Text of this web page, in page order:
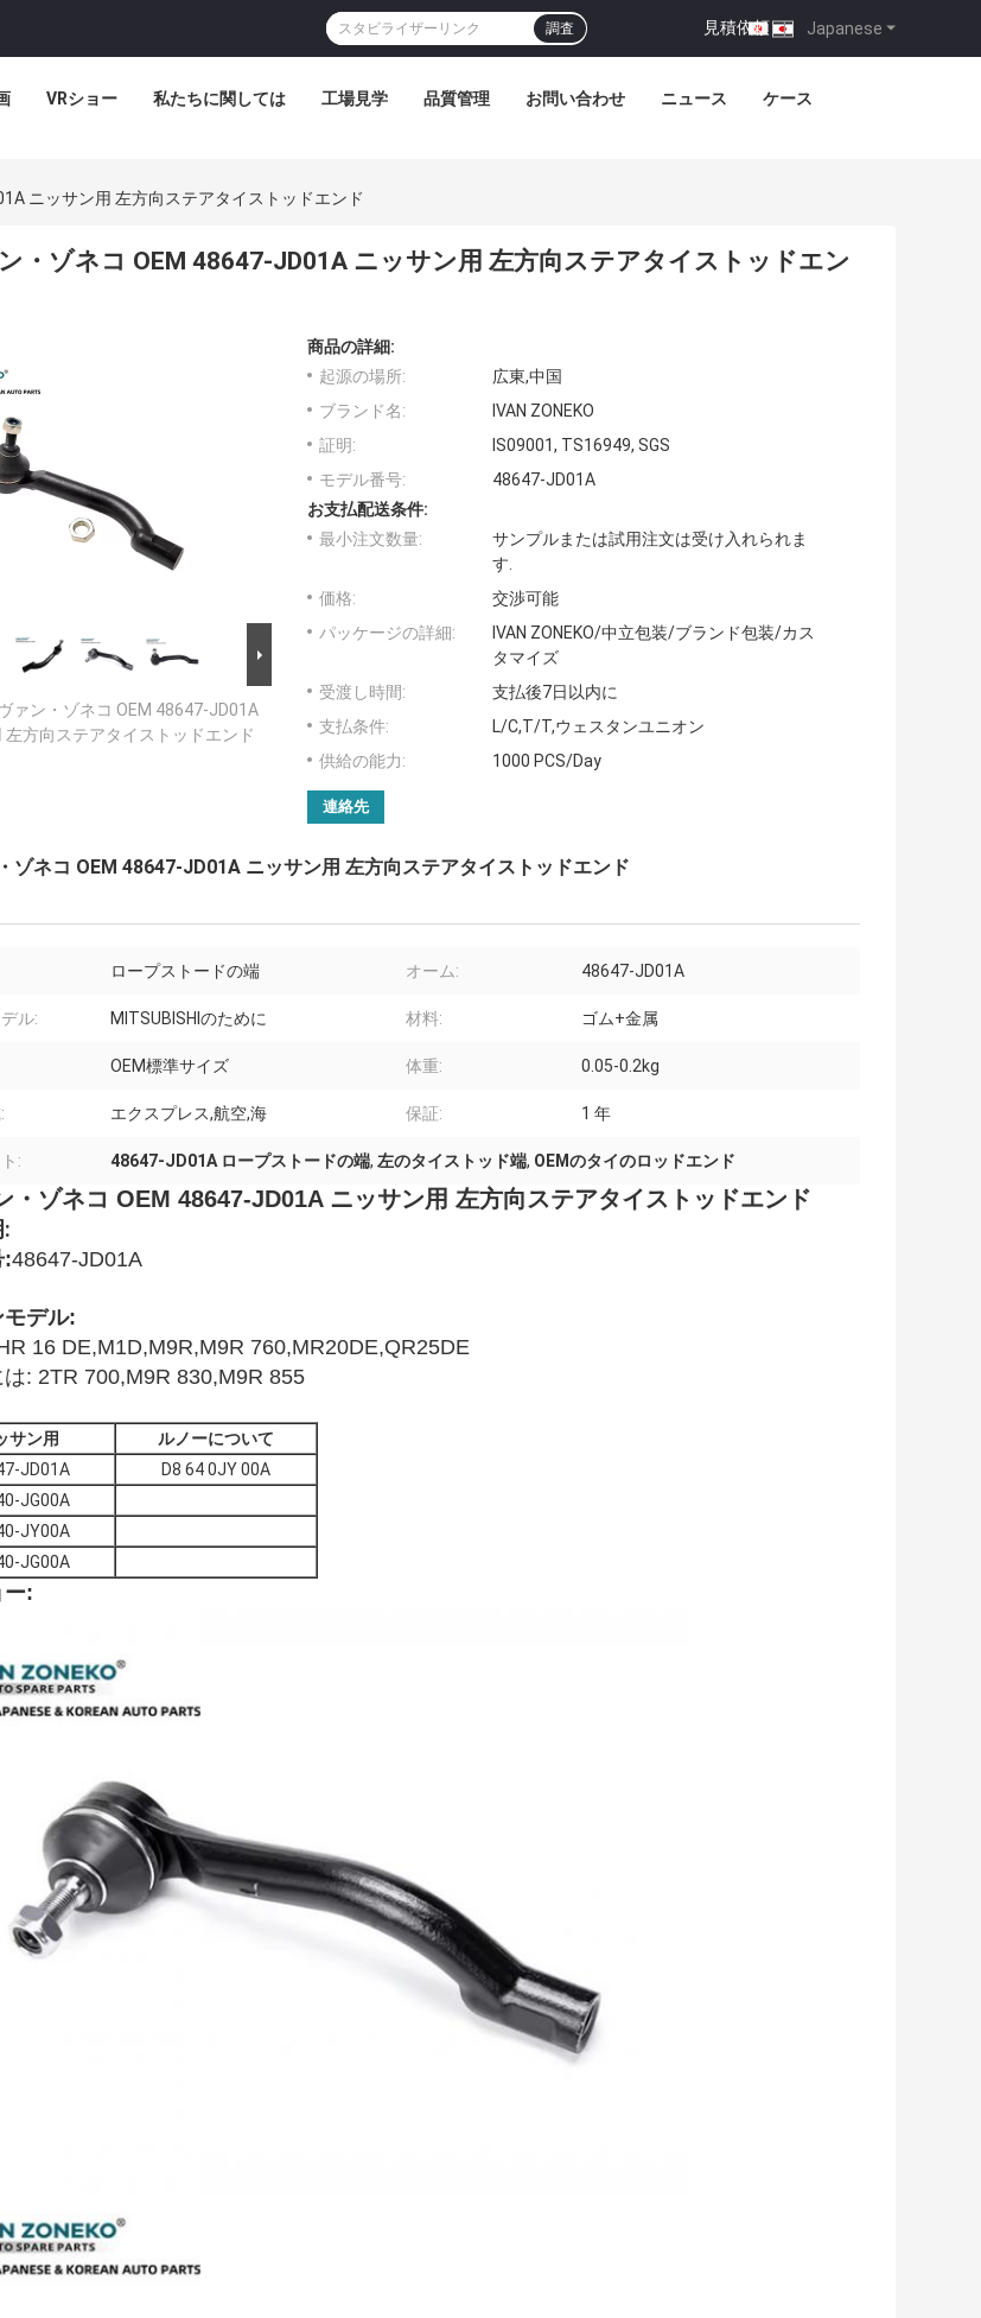
Japanese
見積依頼 |
調査
VRショー 私たちに関しては 工場見学 品質管理 お問い合わせ ニュース ケース
ニッサン用 左方向ステアタイストッドエンド
・ゾネコ OEM 48647-JD01A ニッサン用 左方向ステアタイストッドエン
ァン・ゾネコ OEM 48647-JD01A
左方向ステアタイストッドエンド
商品の詳細:
起源の場所:
広東,中国
ブランド名:
IVAN ZONEKO
証明:
IS09001, TS16949, SGS
モデル番号:
48647-JD01A
お支払配送条件:
最小注文数量:
サンプルまたは試用注文は受け入れられま
す.
価格:
交渉可能
パッケージの詳細:
IVAN ZONEKO/中立包装/ブランド包装/カス
タマイズ
受渡し時間:
支払後7日以内に
支払条件:
L/C,T/T,ウェスタンユニオン
供給の能力:
1000 PCS/Day
連絡先
ゾネコ OEM 48647-JD01A ニッサン用 左方向ステアタイストッドエンド
ロープストードの端 オーム: 48647-JD01A
ル: MITSUBISHIのために 材料: ゴム+金属
OEM標準サイズ 体重: 0.05-0.2kg
エクスプレス,航空,海 保証: 1 年
: 48647-JD01A ロープストードの端, 左のタイストッド端, OEMのタイのロッドエンド
・ゾネコ OEM 48647-JD01A ニッサン用 左方向ステアタイストッドエンド
:48647-JD01A
デル:
16 DE,M1D,M9R,M9R 760,MR20DE,QR25DE
: 2TR 700,M9R 830,M9R 855
サン用
ルノーについて
JD01A
D8 64 0JY 00A
JG00A
JY00A
JG00A
ー: